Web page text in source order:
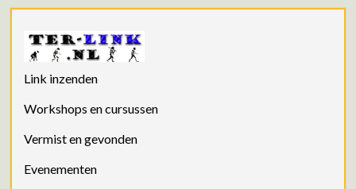
Link inzenden
Workshops en cursussen
Vermist en gevonden
Evenementen